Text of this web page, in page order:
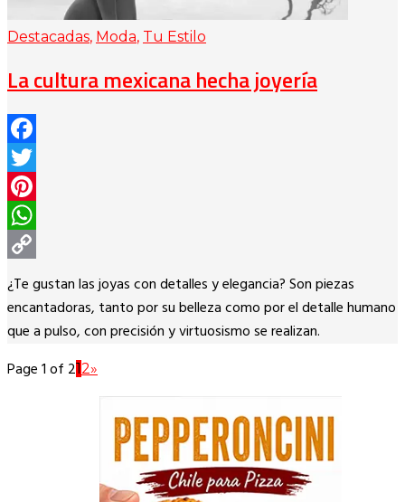
Destacadas, Moda, Tu Estilo
La cultura mexicana hecha joyería
Facebook
Twitter
Pinterest
WhatsApp
Copy
Link
¿Te gustan las joyas con detalles y elegancia? Son piezas
encantadoras, tanto por su belleza como por el detalle humano
que a pulso, con precisión y virtuosismo se realizan.
Page 1 of 212»